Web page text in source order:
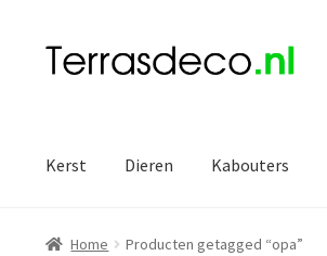
Ga
Ga
Kerst Dieren Kabouters
Home Producten getagged “opa”